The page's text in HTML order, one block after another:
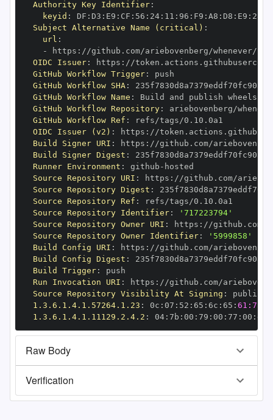
Authority Key Identifier:
keyid : DF : D3 : E9 : CF : 56 : 24: 11 : 96 : F9 : A8 : D8 : E9 : 28
Subject Alternative Name (critical) :
url :
-
https :
OIDC Issuer: https :
GitHub Workflow Trigger:
GitHub Workflow SHA:
GitHub Workflow Name :
GitHub Workflow Repository:
GitHub Workflow Ref :
OIDC Issuer (v2) : https :
Build Signer URI : https :
Build Signer Digest :
Runner Environment : github -
Source Repository URI : https :
Source Repository Digest :
Source Repository Ref :
Source Repository Identifier:
'717223794'
Source Repository Owner URI : https :
Source Repository Owner Identifier:
'5999858'
Build Config URI : https :
Build Config Digest :
Build Trigger:
Run Invocation URI : https :
Source Repository Visibility At Signing :
1.3.6.1.4.1.57264.1.23 : 0c : 07 : 52 : 65 : 6c : 65 :
1.3.6.1.4.1.11129.2.4.2 : 04: 7b : 00 : 79 : 00 : 77 : 00 : dd
Raw Body
Verification